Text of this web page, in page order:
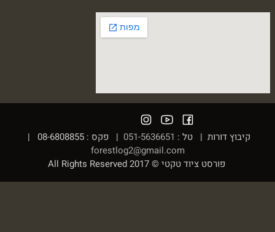
קיבוץ דורות | טל : 051-5636651 | פקס : 08-6808855 |
forestlog2@gmail.com
פורסט ציוד טקטי © 2017 All Rights Reserved